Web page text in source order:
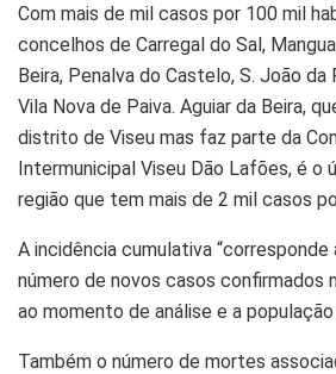
Com mais de mil casos por 100 mil
concelhos de Carregal do Sal,
Beira, Penalva do Castelo, S. João da
Vila Nova de Paiva. Aguiar da Beira,
distrito de Viseu mas faz parte da
Intermunicipal Viseu Dão Lafões, é o
região que tem mais de 2 mil casos
A incidência cumulativa
número de novos casos confirmados
ao momento de análise e a
Também o número de mortes